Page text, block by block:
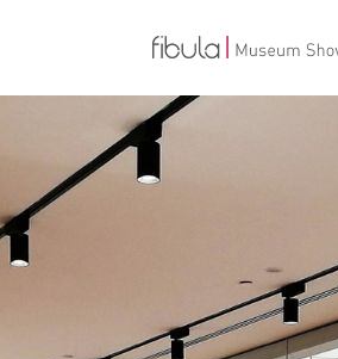
ANA SAYFA
PROJELER
ÜRÜNLER